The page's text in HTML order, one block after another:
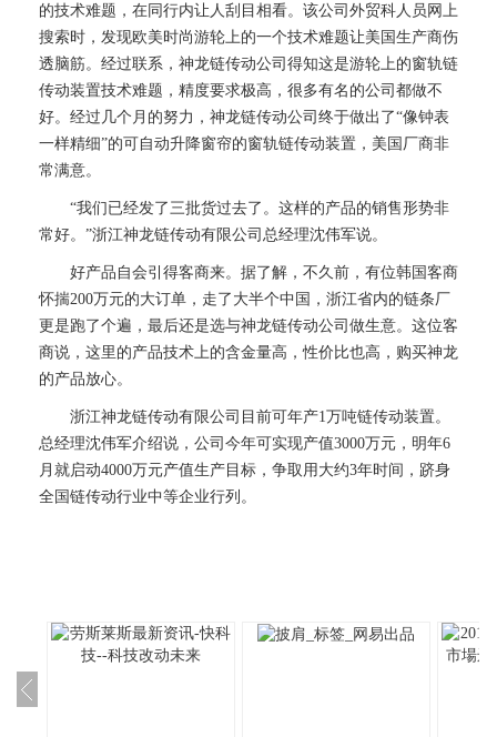
的技术难题，在同行内让人刮目相看。该公司外贸科人员网上
搜索时，发现欧美时尚游轮上的一个技术难题让美国生产商伤
透脑筋。经过联系，神龙链传动公司得知这是游轮上的窗轨链
传动装置技术难题，精度要求极高，很多有名的公司都做不
好。经过几个月的努力，神龙链传动公司终于做出了“像钟表
一样精细”的可自动升降窗帘的窗轨链传动装置，美国厂商非
常满意。
“我们已经发了三批货过去了。这样的产品的销售形势非
常好。”浙江神龙链传动有限公司总经理沈伟军说。
好产品自会引得客商来。据了解，不久前，有位韩国客商
怀揣200万元的大订单，走了大半个中国，浙江省内的链条厂
更是跑了个遍，最后还是选与神龙链传动公司做生意。这位客
商说，这里的产品技术上的含金量高，性价比也高，购买神龙
的产品放心。
浙江神龙链传动有限公司目前可年产1万吨链传动装置。
总经理沈伟军介绍说，公司今年可实现产值3000万元，明年6
月就启动4000万元产值生产目标，争取用大约3年时间，跻身
全国链传动行业中等企业行列。